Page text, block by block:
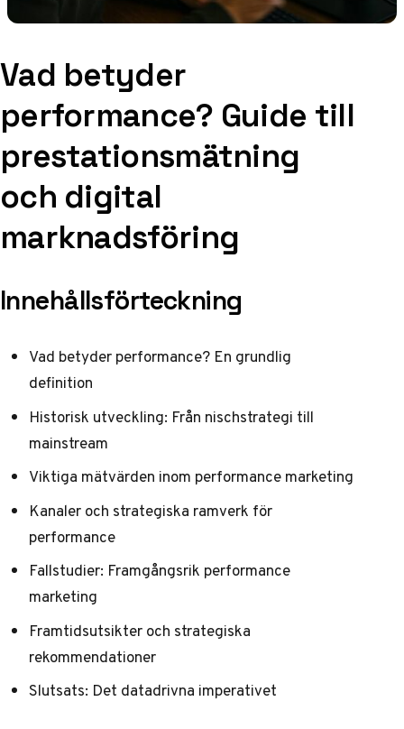
Vad betyder
performance? Guide till
prestationsmätning
och digital
marknadsföring
Innehållsförteckning
Vad betyder performance? En grundlig
definition
Historisk utveckling: Från nischstrategi till
mainstream
Viktiga mätvärden inom performance marketing
Kanaler och strategiska ramverk för
performance
Fallstudier: Framgångsrik performance
marketing
Framtidsutsikter och strategiska
rekommendationer
Slutsats: Det datadrivna imperativet